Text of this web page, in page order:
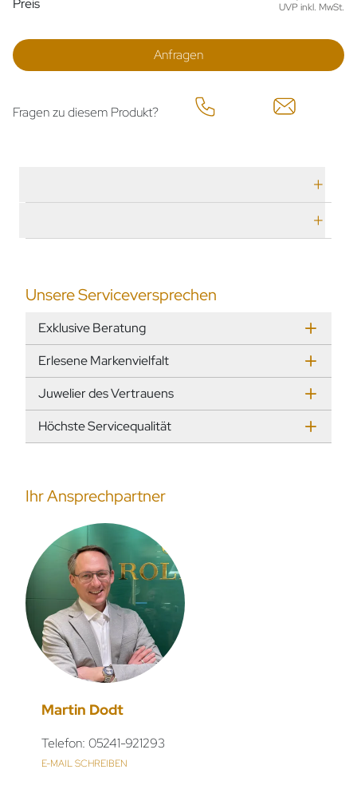
Preis UVP inkl. MwSt.
Anfragen
Fragen zu diesem Produkt?
Ihr Ansprechpartner
Martin Dodt
Telefon: 05241-921293
E-MAIL SCHREIBEN
Unsere Serviceversprechen
Exklusive Beratung
Erlesene Markenvielfalt
Juwelier des Vertrauens
Höchste Servicequalität